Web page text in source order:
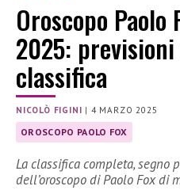
Oroscopo Paolo
2025:
classifica
NICOLÒ FIGINI | 4 MARZO 2025
OROSCOPO PAOLO FOX
La classifica completa, segno
dell’oroscopo di Paolo Fox di